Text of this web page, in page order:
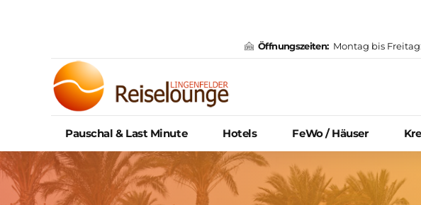
Öffnungszeiten: Montag bis
Pauschal & Last Minute Hotels FeWo / Häuser